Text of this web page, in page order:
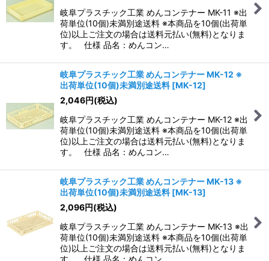
岐阜プラスチック工業 めんコンテナー MK-11 ※出
荷単位(10個)未満別途送料 ※本商品を10個(出荷単
位)以上ご注文の場合は送料元払い(無料)となりま
す。 仕様 品名：めんコン…
岐阜プラスチック工業 めんコンテナー MK-12 ※
出荷単位(10個)未満別途送料 [MK-12]
2,046円(税込)
岐阜プラスチック工業 めんコンテナー MK-12 ※出
荷単位(10個)未満別途送料 ※本商品を10個(出荷単
位)以上ご注文の場合は送料元払い(無料)となりま
す。 仕様 品名：めんコン…
岐阜プラスチック工業 めんコンテナー MK-13 ※
出荷単位(10個)未満別途送料 [MK-13]
2,096円(税込)
岐阜プラスチック工業 めんコンテナー MK-13 ※出
荷単位(10個)未満別途送料 ※本商品を10個(出荷単
位)以上ご注文の場合は送料元払い(無料)となりま
す。 仕様 品名：めんコン…